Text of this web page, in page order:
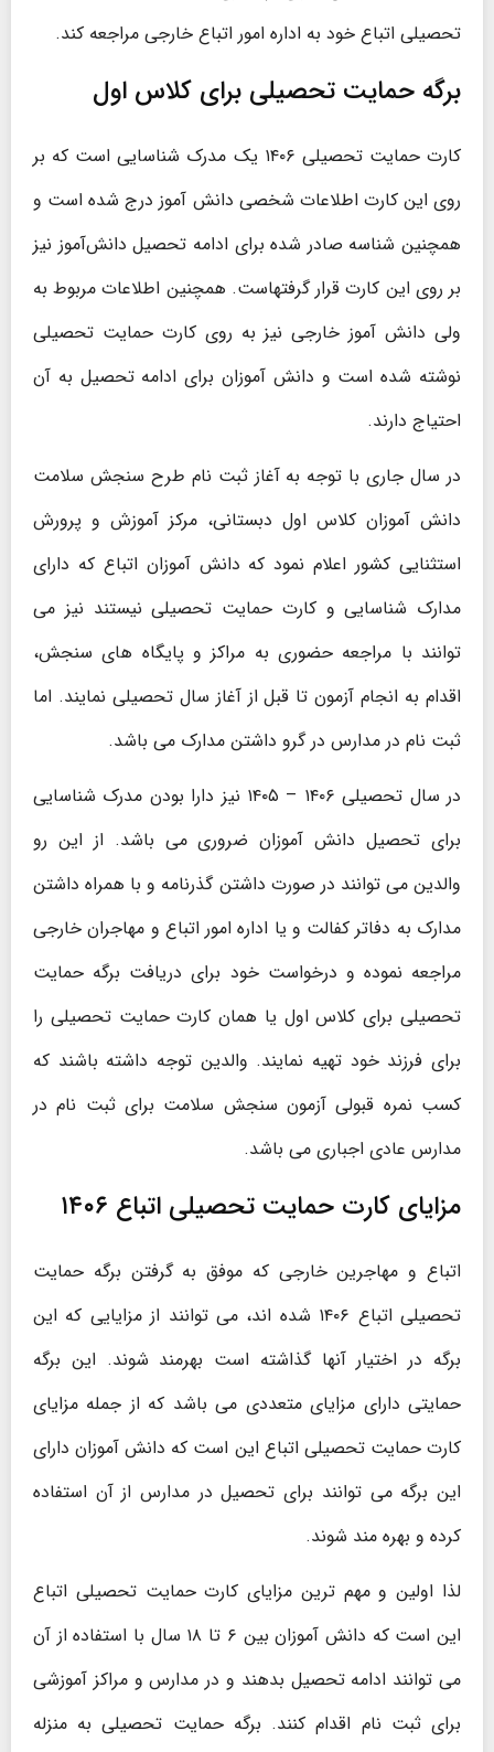
تحصیلی اتباع خود به اداره امور اتباع خارجی مراجعه کند.
برگه حمایت تحصیلی برای کلاس اول
کارت حمایت تحصیلی ۱۴۰۶ یک مدرک شناسایی است که بر
روی این کارت اطلاعات شخصی دانش‌ آموز درج ‌شده است و
همچنین شناسه صادر شده برای ادامه تحصیل دانش‌آموز نیز
بر روی این کارت قرار گرفتهاست. همچنین اطلاعات مربوط به
ولی دانش آموز خارجی نیز به روی کارت حمایت تحصیلی
نوشته شده است و دانش آموزان برای ادامه تحصیل به آن
احتیاج دارند.
در سال جاری با توجه به آغاز ثبت نام طرح سنجش سلامت
دانش آموزان کلاس اول دبستانی، مرکز آموزش و پرورش
استثنایی کشور اعلام نمود که دانش آموزان اتباع که دارای
مدارک شناسایی و کارت حمایت تحصیلی نیستند نیز می
توانند با مراجعه حضوری به مراکز و پایگاه های سنجش،
اقدام به انجام آزمون تا قبل از آغاز سال تحصیلی نمایند. اما
ثبت نام در مدارس در گرو داشتن مدارک می باشد.
در سال تحصیلی ۱۴۰۶ – ۱۴۰۵ نیز دارا بودن مدرک شناسایی
برای تحصیل دانش آموزان ضروری می باشد. از این رو
والدین می توانند در صورت داشتن گذرنامه و با همراه داشتن
مدارک به دفاتر کفالت و یا اداره امور اتباع و مهاجران خارجی
مراجعه نموده و درخواست خود برای دریافت برگه حمایت
تحصیلی برای کلاس اول یا همان کارت حمایت تحصیلی را
برای فرزند خود تهیه نمایند. والدین توجه داشته باشند که
کسب نمره قبولی آزمون سنجش سلامت برای ثبت نام در
مدارس عادی اجباری می باشد.
مزایای کارت حمایت تحصیلی اتباع ۱۴۰۶
اتباع و مهاجرین خارجی که موفق به گرفتن برگه حمایت
تحصیلی اتباع ۱۴۰۶ شده اند، می توانند از مزایایی که این
برگه در اختیار آنها گذاشته است بهرمند شوند. این برگه
حمایتی دارای مزایای متعددی می باشد که از جمله مزایای
کارت حمایت تحصیلی اتباع این است که دانش ‌آموزان دارای
این برگه می ‌توانند برای تحصیل در مدارس از آن استفاده
کرده و بهره ‌مند شوند.
لذا اولین و مهم ‌ترین مزایای کارت حمایت تحصیلی اتباع
این است که دانش‌ آموزان بین ۶ تا ۱۸ سال با استفاده از آن
می ‌توانند ادامه تحصیل بدهند و در مدارس و مراکز آموزشی
برای ثبت نام اقدام کنند. برگه حمایت تحصیلی به ‌منزله